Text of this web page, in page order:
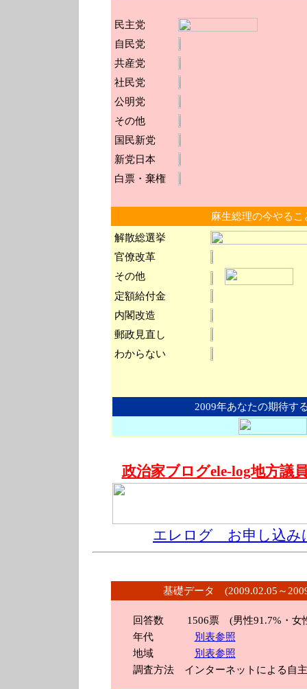
民主党
自民党
共産党
社民党
公明党
その他
国民新党
新党日本
白票・棄権
麻生総理の今やるこ
解散総選挙
官僚改革
その他
定額給付金
内閣改造
郵政見直し
わからない
2009年あなたの期待す
政治家ブログele-log地方議
エレログ お申し込み
基礎データ (2009.02.05～
回答数 1506票 (男性91.7%・女
年代 別表参照
地域 別表参照
調査方法 インターネットによる自主